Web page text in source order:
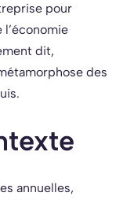
pour
dit,
des
annuelles,